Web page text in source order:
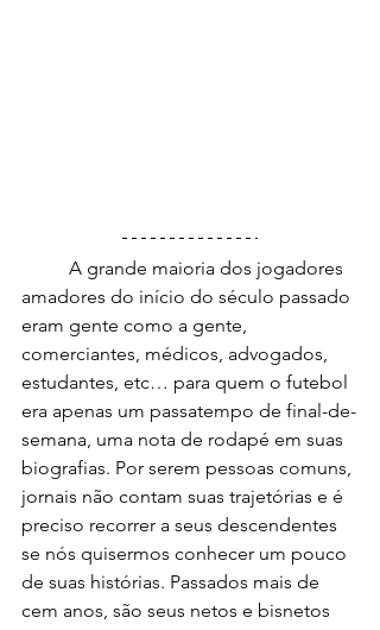
amadores do início do século passado
eram gente como a gente,
comerciantes, médicos, advogados,
estudantes, etc… para quem o futebol
era apenas um passatempo de final-de-
semana, uma nota de rodapé em suas
biografias. Por serem pessoas comuns,
jornais não contam suas trajetórias e é
preciso recorrer a seus descendentes
se nós quisermos conhecer um pouco
de suas histórias. Passados mais de
cem anos, são seus netos e bisnetos